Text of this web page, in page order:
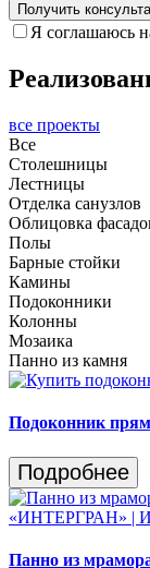
Получить
Я соглашаюсь
все проекты
Все
Столешницы
Лестницы
Отделка санузлов
Облицовка
Полы
Барные стойки
Камины
Подоконники
Колонны
Мозаика
Панно из камня
Подоконник
Подробнее
Панно из